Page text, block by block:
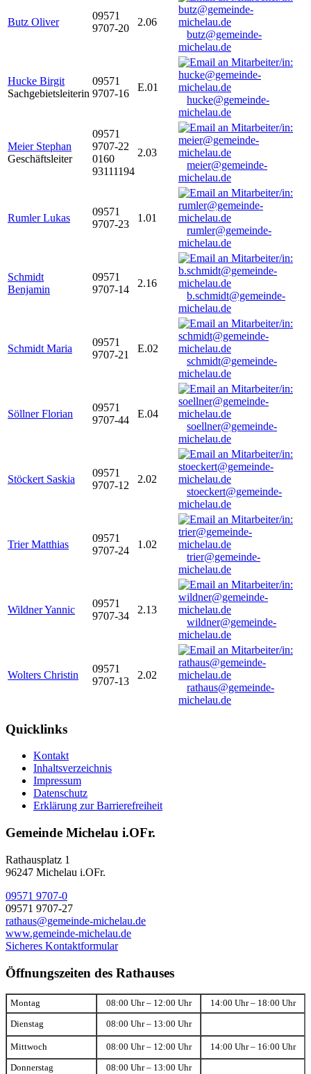
Butz Oliver
09571
9707-20
2.06
butz@gemeinde-
michelau.de
Hucke Birgit
Sachgebietsleiterin
09571
9707-16
E.01
hucke@gemeinde-
michelau.de
Meier Stephan
Geschäftsleiter
09571
9707-22
0160
93111194
2.03
meier@gemeinde-
michelau.de
Rumler Lukas
09571
9707-23
1.01
rumler@gemeinde-
michelau.de
Schmidt
Benjamin
09571
9707-14
2.16
b.schmidt@gemeinde-
michelau.de
Schmidt Maria
09571
9707-21
E.02
schmidt@gemeinde-
michelau.de
Söllner Florian
09571
9707-44
E.04
soellner@gemeinde-
michelau.de
Stöckert Saskia
09571
9707-12
2.02
stoeckert@gemeinde-
michelau.de
Trier Matthias
09571
9707-24
1.02
trier@gemeinde-
michelau.de
Wildner Yannic
09571
9707-34
2.13
wildner@gemeinde-
michelau.de
Wolters Christin
09571
9707-13
2.02
rathaus@gemeinde-
michelau.de
Quicklinks
Kontakt
Inhaltsverzeichnis
Impressum
Datenschutz
Erklärung zur Barrierefreiheit
Gemeinde Michelau i.OFr.
Rathausplatz 1
96247 Michelau i.OFr.
09571 9707-0
09571 9707-27
rathaus@gemeinde-michelau.de
www.gemeinde-michelau.de
Sicheres Kontaktformular
Öffnungszeiten des Rathauses
Montag 08:00 Uhr – 12:00 Uhr 14:00 Uhr – 18:00 Uhr
Dienstag 08:00 Uhr – 13:00 Uhr
Mittwoch 08:00 Uhr – 12:00 Uhr 14:00 Uhr – 16:00 Uhr
Donnerstag 08:00 Uhr – 13:00 Uhr